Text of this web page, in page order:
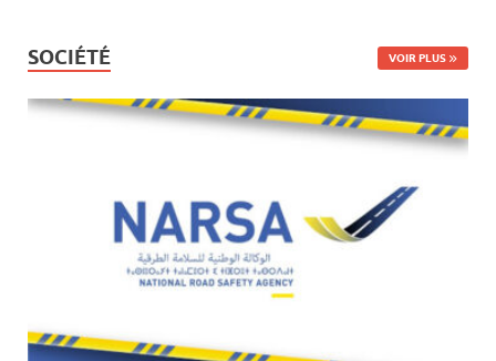
SOCIÉTÉ VOIR PLUS